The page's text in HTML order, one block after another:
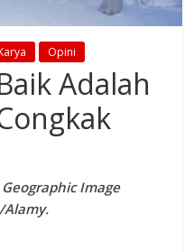
Opini
Adalah
Image
Alamy.